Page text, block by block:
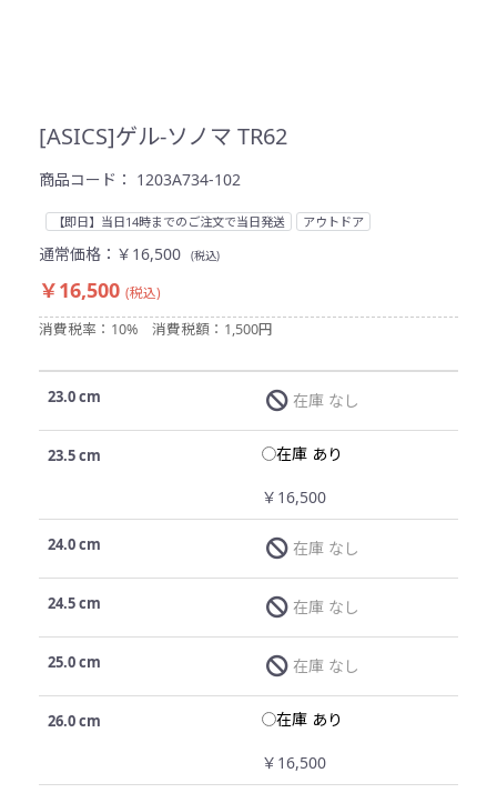
[ASICS]ゲル-ソノマ TR62
商品コード： 1203A734-102
【即日】当日14時までのご注文で当日発送 アウトドア
通常価格： ￥16,500 (税込)
￥16,500 (税込)
消費税率：10%
消費税額：1,500円
23.0 cm 在庫 なし
23.5 cm 在庫 あり
￥16,500
24.0 cm 在庫 なし
24.5 cm 在庫 なし
25.0 cm 在庫 なし
26.0 cm 在庫 あり
￥16,500